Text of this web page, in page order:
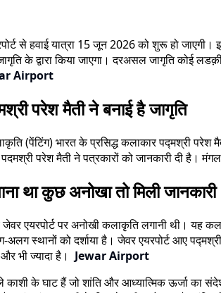
से हवाई यात्रा 15 जून 2026 को शुरू हो जाएगी।
के द्वारा किया जाएगा। दरअसल जागृति कोई
Airport
परेश मैती ने बनाई है जागृति
(पेंटिंग) भारत के प्रसिद्ध कलाकार पद्मश्री परेश
परेश मैती ने पत्रकारों को जानकारी दी है।
था कुछ अनोखा तो मिली जानकारी
एयरपोर्ट पर अनोखी कलाकृति लगानी थी। यह
स्थानों को दर्शाया है। जेवर एयरपोर्ट आए
भी ज्यादा है। Jewar Airport
के घाट हैं जो शांति और आध्यात्मिक ऊर्जा का